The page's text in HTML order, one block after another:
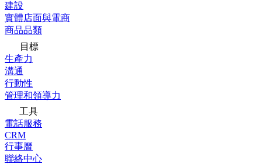
建設
實體店面與電商
商品品類
目標
生產力
溝通
行動性
管理和領導力
工具
電話服務
CRM
行事曆
聯絡中心